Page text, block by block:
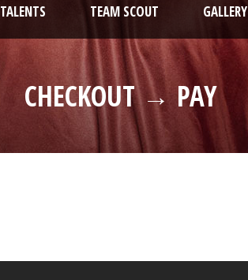
TALENTS TEAM SCOUT GALLERY
CHECKOUT → PAY